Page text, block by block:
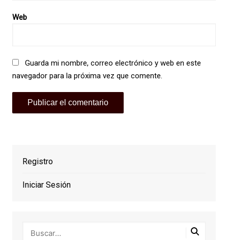
Web
Guarda mi nombre, correo electrónico y web en este
navegador para la próxima vez que comente.
Registro
Iniciar Sesión